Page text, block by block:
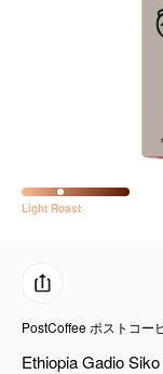
CFFBNS
ギフトセット
リキッド
Light Roast
PostCoffee ポストコー
Ethiopia Gadio